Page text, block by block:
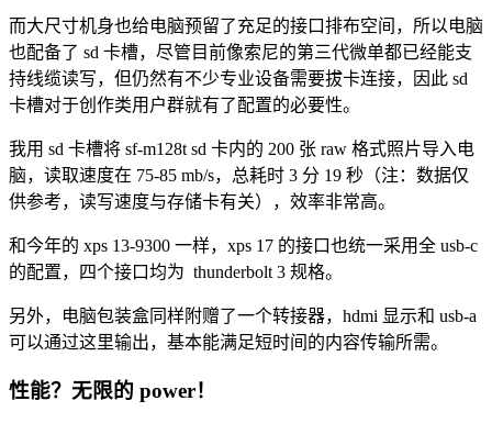
而大尺寸机身也给电脑预留了充足的接口排布空间，所以电脑
也配备了 sd 卡槽，尽管目前像索尼的第三代微单都已经能支
持线缆读写，但仍然有不少专业设备需要拔卡连接，因此 sd
卡槽对于创作类用户群就有了配置的必要性。
我用 sd 卡槽将 sf-m128t sd 卡内的 200 张 raw 格式照片导入电
脑，读取速度在 75-85 mb/s，总耗时 3 分 19 秒（注：数据仅
供参考，读写速度与存储卡有关），效率非常高。
和今年的 xps 13-9300 一样，xps 17 的接口也统一采用全 usb-c
的配置，四个接口均为 thunderbolt 3 规格。
另外，电脑包装盒同样附赠了一个转接器，hdmi 显示和 usb-a
可以通过这里输出，基本能满足短时间的内容传输所需。
性能？无限的 power！